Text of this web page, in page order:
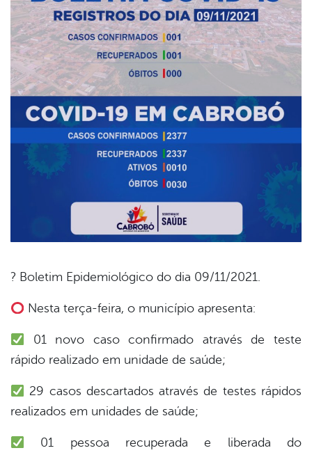
? Boletim Epidemiológico do dia 09/11/2021.
Nesta terça-feira, o município apresenta:
01 novo caso confirmado através de teste
rápido realizado em unidade de saúde;
29 casos descartados através de testes rápidos
realizados em unidades de saúde;
01 pessoa recuperada e liberada do